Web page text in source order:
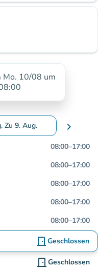
Mo. 10/08 um
Zu 9. Aug.um Daten zu
chevron_right
08:00–17:00
08:00–17:00
08:00–17:00
08:00–17:00
08:00–17:00
door_front Geschlossen
door_front Geschlossen